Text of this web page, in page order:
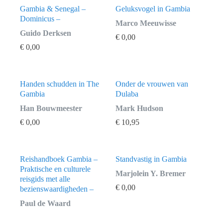
Gambia & Senegal –
Dominicus –
Guido Derksen
€ 0,00
Geluksvogel in Gambia
Marco Meeuwisse
€ 0,00
Handen schudden in The
Gambia
Han Bouwmeester
€ 0,00
Onder de vrouwen van
Dulaba
Mark Hudson
€ 10,95
Reishandboek Gambia –
Praktische en culturele
reisgids met alle
bezienswaardigheden –
Paul de Waard
Standvastig in Gambia
Marjolein Y. Bremer
€ 0,00